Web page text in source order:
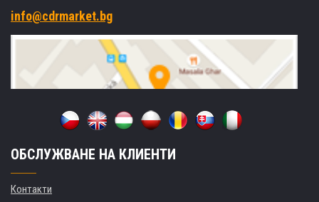
info@cdrmarket.bg
ОБСЛУЖВАНЕ НА КЛИЕНТИ
Контакти